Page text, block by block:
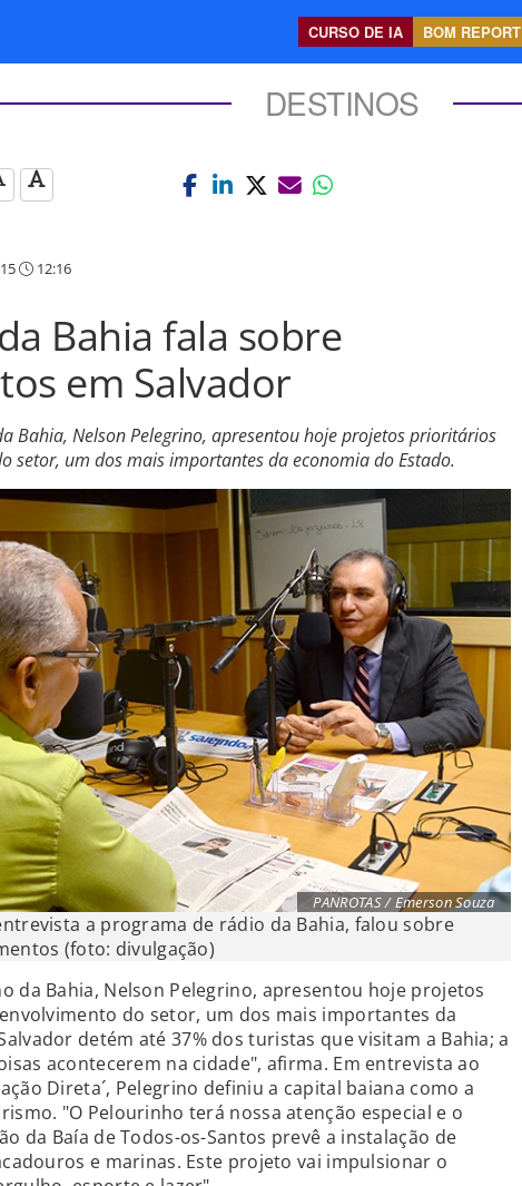
CURSO DE IA BOM REPORT
DESTINOS
12:16
Bahia fala sobre
em Salvador
Bahia, Nelson Pelegrino, apresentou hoje projetos prioritários
setor, um dos mais importantes da economia do Estado.
PANROTAS / Emerson Souza
a programa de rádio da Bahia, falou sobre
(foto: divulgação)
da Bahia, Nelson Pelegrino, apresentou hoje projetos
do setor, um dos mais importantes da
detém até 37% dos turistas que visitam a Bahia; a
acontecerem na cidade", afirma. Em entrevista ao
Direta´, Pelegrino definiu a capital baiana como a
"O Pelourinho terá nossa atenção especial e o
da Baía de Todos-os-Santos prevê a instalação de
e marinas. Este projeto vai impulsionar o